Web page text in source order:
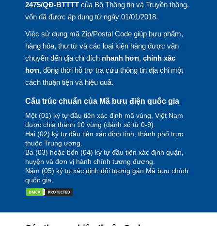
2475/QĐ-BTTTTcủa Bộ Thông tin và Truyền thông,
vốn đã được áp dụng từ ngày 01/01/2018.
Việc sử dụng mã Zip/Postal Code giúp bưu phẩm,
hàng hóa, thư từ và các loại kiện hàng được vận
chuyển đến địa chỉ đích nhanh hơn, chính xác
hơn, đồng thời hỗ trợ tra cứu thông tin địa chỉ một
cách thuận tiện và hiệu quả.
Cấu trúc chuẩn của Mã bưu điện quốc gia
Một (01) ký tự đầu tiên xác định mã vùng, Việt Nam
được chia thành 10 vùng (đánh số từ 0-9).
Hai (02) ký tự đầu tiên xác định tỉnh, thành phố trực
thuộc Trung ương.
Ba (03) hoặc bốn (04) ký tự đầu tiên xác định quận,
huyện và đơn vị hành chính tương đương.
Năm (05) ký tự xác định đối tượng gán Mã bưu chính
quốc gia.